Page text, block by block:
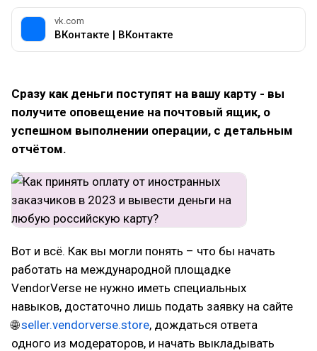
vk.com
ВКонтакте | ВКонтакте
Сразу как деньги поступят на вашу карту - вы
получите оповещение на почтовый ящик, о
успешном выполнении операции, с детальным
отчётом.
Вот и всё. Как вы могли понять – что бы начать
работать на международной площадке
VendorVerse не нужно иметь специальных
навыков, достаточно лишь подать заявку на сайте
🌐seller.vendorverse.store, дождаться ответа
одного из модераторов, и начать выкладывать